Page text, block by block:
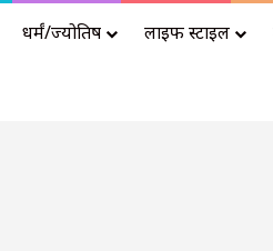
धर्मं/ज्योतिष लाइफ स्टाइल